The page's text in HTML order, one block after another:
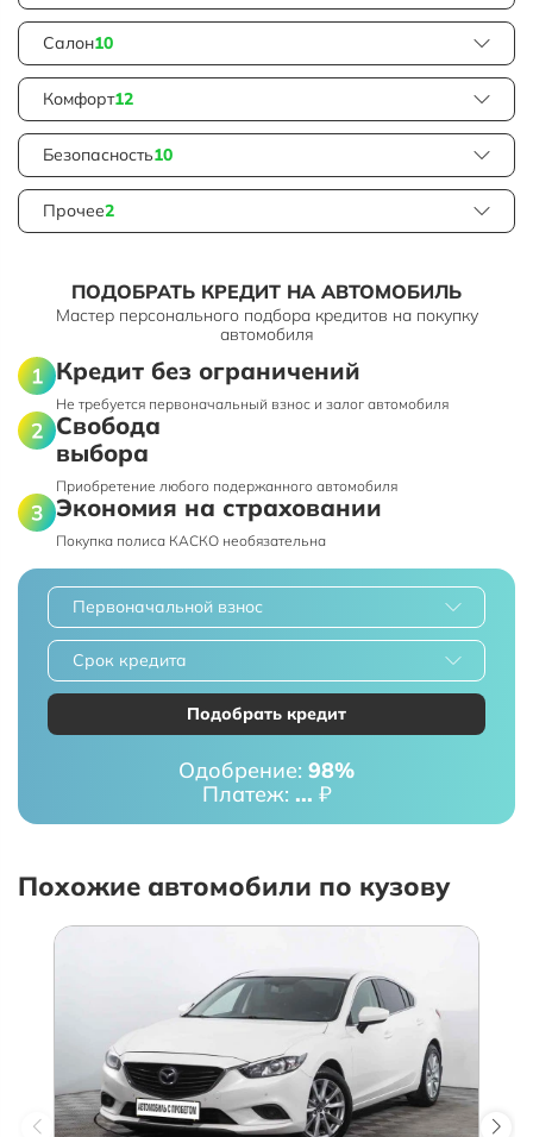
Салон10
Комфорт12
Безопасность10
Прочее2
ПОДОБРАТЬ КРЕДИТ НА АВТОМОБИЛЬ
Мастер персонального подбора кредитов на покупку
автомобиля
Кредит без ограничений
Не требуется первоначальный взнос и залог автомобиля
Свобода
выбора
Приобретение любого подержанного автомобиля
Экономия на страховании
Покупка полиса КАСКО необязательна
Первоначальной взнос
Срок кредита
Подобрать кредит
Одобрение: 98%
Платеж: ... ₽
Похожие автомобили по кузову